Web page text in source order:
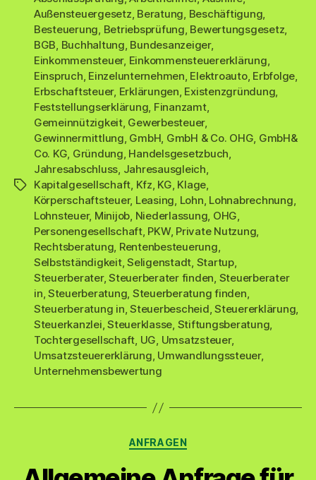
Schlagwörter
Außensteuergesetz, Beratung, Beschäftigung,
Besteuerung, Betriebsprüfung, Bewertungsgesetz,
BGB, Buchhaltung, Bundesanzeiger,
Einkommensteuer, Einkommensteuererklärung,
Einspruch, Einzelunternehmen, Elektroauto, Erbfolge,
Erbschaftsteuer, Erklärungen, Existenzgründung,
Feststellungserklärung, Finanzamt,
Gemeinnützigkeit, Gewerbesteuer,
Gewinnermittlung, GmbH, GmbH & Co. OHG, GmbH&
Co. KG, Gründung, Handelsgesetzbuch,
Jahresabschluss, Jahresausgleich,
Kapitalgesellschaft, Kfz, KG, Klage,
Körperschaftsteuer, Leasing, Lohn, Lohnabrechnung,
Lohnsteuer, Minijob, Niederlassung, OHG,
Personengesellschaft, PKW, Private Nutzung,
Rechtsberatung, Rentenbesteuerung,
Selbstständigkeit,Seligenstadt, Startup,
Steuerberater,Steuerberater finden, Steuerberater
in, Steuerberatung, Steuerberatung finden,
Steuerberatung in,Steuerbescheid,Steuererklärung,
Steuerkanzlei,Steuerklasse, Stiftungsberatung,
Tochtergesellschaft, UG, Umsatzsteuer,
Umsatzsteuererklärung, Umwandlungssteuer,
Unternehmensbewertung
Kategorien
ANFRAGEN